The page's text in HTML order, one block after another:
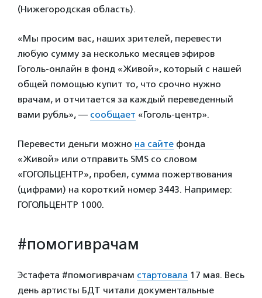
(Нижегородская область).
«Мы просим вас, наших зрителей, перевести
любую сумму за несколько месяцев эфиров
Гоголь-онлайн в фонд «Живой», который с нашей
общей помощью купит то, что срочно нужно
врачам, и отчитается за каждый переведенный
вами рубль», — сообщает «Гоголь-центр».
Перевести деньги можно на сайте фонда
«Живой» или отправить SMS со словом
«ГОГОЛЬЦЕНТР», пробел, сумма пожертвования
(цифрами) на короткий номер 3443. Например:
ГОГОЛЬЦЕНТР 1000.
#помогиврачам
Эстафета #помогиврачам стартовала 17 мая. Весь
день артисты БДТ читали документальные